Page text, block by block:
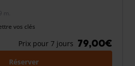
m.
vos clés
Prix pour 7 jours 79,00€
Réserver